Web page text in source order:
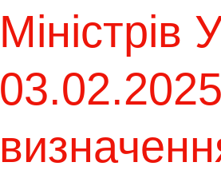
Міністрів